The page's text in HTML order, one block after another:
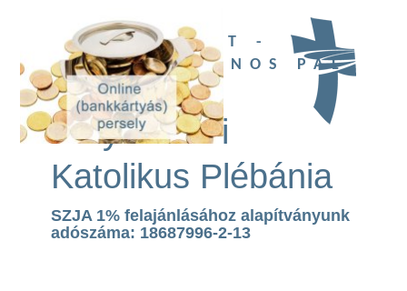
UBI DEUS EST -
SZENT II. JÁNOS PÁL
TEMPLOM
Páty Római
Katolikus Plébánia
SZJA 1% felajánlásához alapítványunk
adószáma: 18687996-2-13